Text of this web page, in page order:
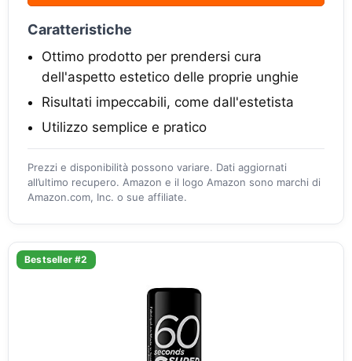
Caratteristiche
Ottimo prodotto per prendersi cura
dell'aspetto estetico delle proprie unghie
Risultati impeccabili, come dall'estetista
Utilizzo semplice e pratico
Prezzi e disponibilità possono variare. Dati aggiornati
all’ultimo recupero. Amazon e il logo Amazon sono marchi di
Amazon.com, Inc. o sue affiliate.
Bestseller #2